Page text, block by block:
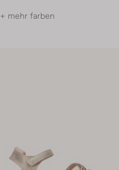
+ mehr farben